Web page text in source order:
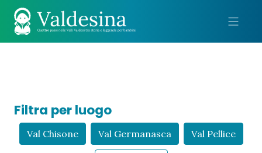
Filtra per luogo
Val Chisone Val Germanasca Val Pellice